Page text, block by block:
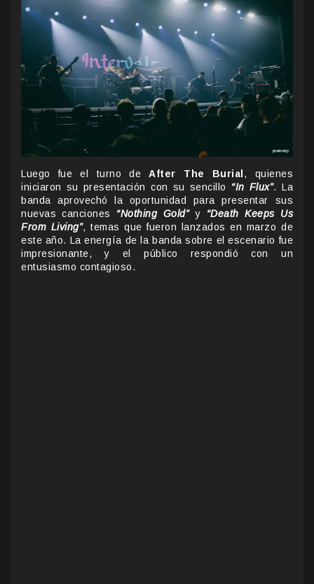
Luego fue el turno deAfter The Burial , quienes
iniciaron su presentación con su sencillo “In Flux”. La
banda aprovechó la oportunidad para presentar sus
nuevas canciones “Nothing Gold”y “Death Keeps Us
From Living”, temas que fueron lanzados en marzo de
este año. La energía de la banda sobre el escenario fue
impresionante, y el público respondió con un
entusiasmo contagioso.